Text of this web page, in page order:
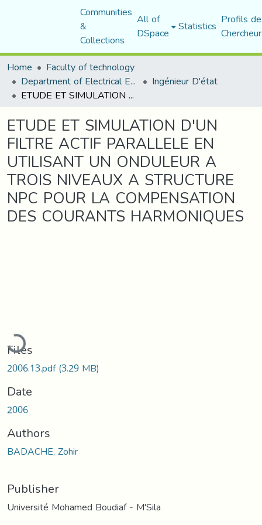
Communities
&
Collections
All of
DSpace Statistics Profils
Home
Faculty of technology
Department of Electrical Engineering Ingénieur D'état
ETUDE ET SIMULATION D'UN FILTRE ACTIF PARALLELE EN UTILISANT UN ONDULEUR A TROIS NIVEAUX A STRUCTURE NPC POUR LA COMPENSATION DES COURANTS HARMONIQUES
ETUDE ET SIMULATION D'UN
FILTRE ACTIF PARALLELE EN
UTILISANT UN ONDULEUR A
TROIS NIVEAUX A STRUCTURE
NPC POUR LA COMPENSATION
DES COURANTS HARMONIQUES
Files
2006.13.pdf(3.29 MB)
Date
2006
Authors
BADACHE, Zohir
Publisher
Université Mohamed Boudiaf - M'Sila